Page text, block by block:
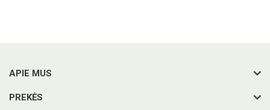
APIE MUS
PREKĖS